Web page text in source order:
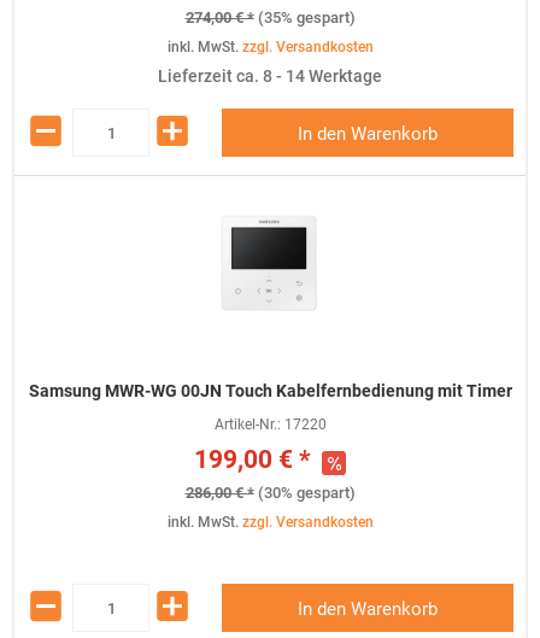
274,00 € * (35% gespart)
inkl. MwSt. zzgl. Versandkosten
Lieferzeit ca. 8 - 14 Werktage
In den Warenkorb
Samsung MWR-WG 00JN Touch Kabelfernbedienung mit Timer
Artikel-Nr.: 17220
199,00 € *
286,00 € * (30% gespart)
inkl. MwSt. zzgl. Versandkosten
In den Warenkorb